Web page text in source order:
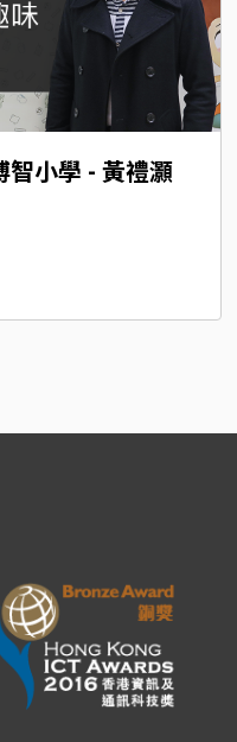
智小學 - 黃禮灝